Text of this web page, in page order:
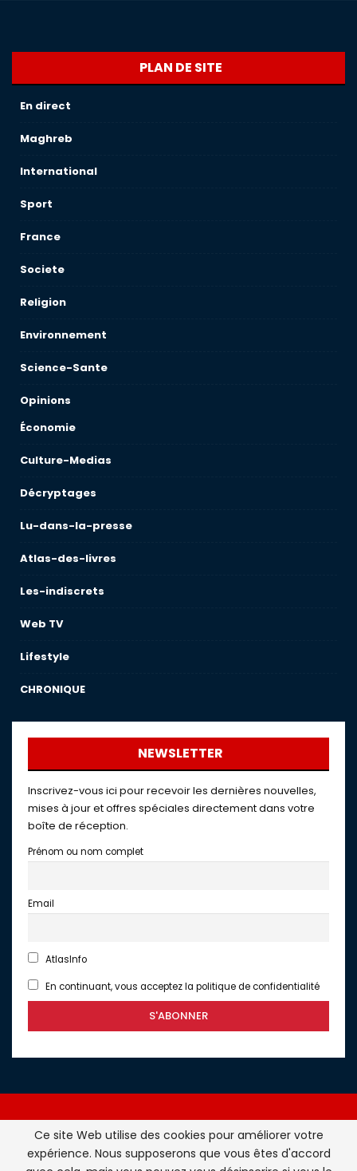
PLAN DE SITE
En direct
Maghreb
International
Sport
France
Societe
Religion
Environnement
Science-Sante
Opinions
Économie
Culture-Medias
Décryptages
Lu-dans-la-presse
Atlas-des-livres
Les-indiscrets
Web TV
Lifestyle
CHRONIQUE
NEWSLETTER
Inscrivez-vous ici pour recevoir les dernières nouvelles,
mises à jour et offres spéciales directement dans votre
boîte de réception.
Prénom ou nom complet
Email
AtlasInfo
En continuant, vous acceptez la politique de confidentialité
Atlasinfo.fr : l'essentiel de l'actualité de la France et du
Ce site Web utilise des cookies pour améliorer votre
expérience. Nous supposerons que vous êtes d'accord